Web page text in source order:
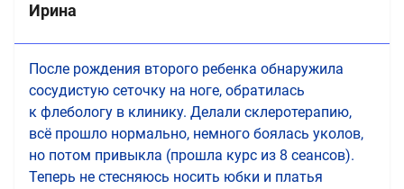
Ирина
После рождения второго ребенка обнаружила
сосудистую сеточку на ноге, обратилась
к флебологу в клинику. Делали склеротерапию,
всё прошло нормально, немного боялась уколов,
но потом привыкла (прошла курс из 8 сеансов).
Теперь не стесняюсь носить юбки и платья